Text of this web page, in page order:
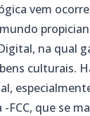
vem
na qual
culturais.
FCC, que se